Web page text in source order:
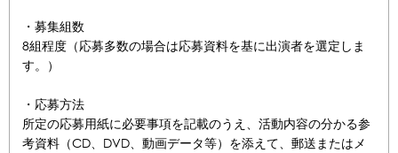
・募集組数
8組程度（応募多数の場合は応募資料を基に出演者を選定しま
す。）
・応募方法
所定の応募用紙に必要事項を記載のうえ、活動内容の分かる参
考資料（CD、DVD、動画データ等）を添えて、郵送またはメ